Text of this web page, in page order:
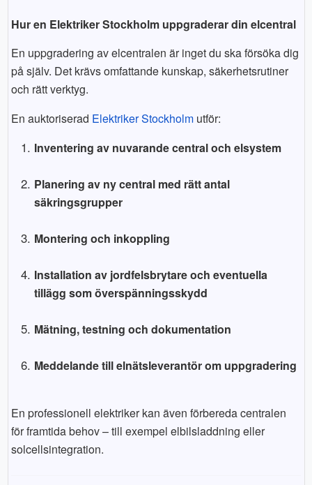
Hur en Elektriker Stockholm uppgraderar din elcentral
En uppgradering av elcentralen är inget du ska försöka dig
på själv. Det krävs omfattande kunskap, säkerhetsrutiner
och rätt verktyg.
En auktoriserad Elektriker Stockholmutför:
Inventering av nuvarande central och elsystem
Planering av ny central med rätt antal
säkringsgrupper
Montering och inkoppling
Installation av jordfelsbrytare och eventuella
tillägg som överspänningsskydd
Mätning, testning och dokumentation
Meddelande till elnätsleverantör om uppgradering
En professionell elektriker kan även förbereda centralen
för framtida behov – till exempel elbilsladdning eller
solcellsintegration.